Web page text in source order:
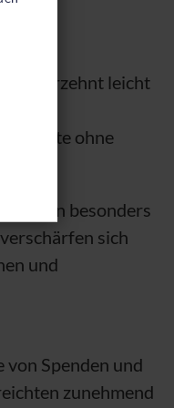
Jahrzehnt leicht
in
ohne
besonders
sich
und
Spenden und
zunehmend